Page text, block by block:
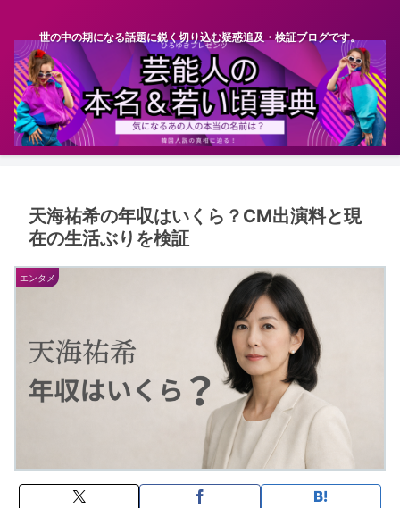
世の中の期になる話題に鋭く切り込む疑惑追及・検証ブログです。
天海祐希の年収はいくら？CM出演料と現
在の生活ぶりを検証
エンタメ